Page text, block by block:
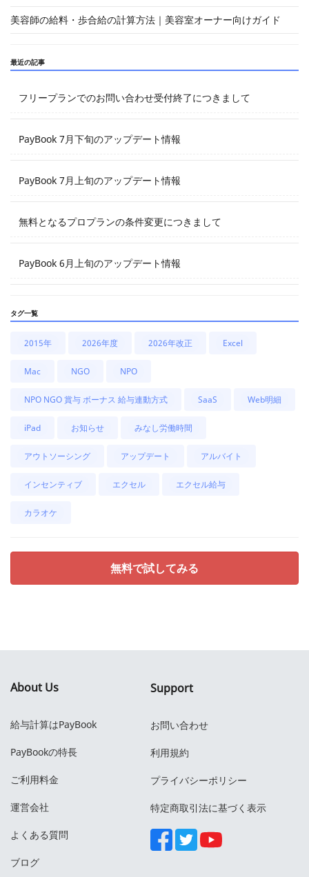
美容師の給料・歩合給の計算方法｜美容室オーナー向けガイド
最近の記事
フリープランでのお問い合わせ受付終了につきまして
PayBook 7月下旬のアップデート情報
PayBook 7月上旬のアップデート情報
無料となるプロプランの条件変更につきまして
PayBook 6月上旬のアップデート情報
タグ一覧
2015年 2026年度 2026年改正 Excel
Mac NGO NPO
NPO NGO 賞与 ボーナス 給与連動方式 SaaS Web明細
iPad お知らせ みなし労働時間
アウトソーシング アップデート アルバイト
インセンティブ エクセル エクセル給与
カラオケ
無料で試してみる
About Us
給与計算はPayBook
PayBookの特長
ご利用料金
運営会社
よくある質問
ブログ
Support
お問い合わせ
利用規約
プライバシーポリシー
特定商取引法に基づく表示